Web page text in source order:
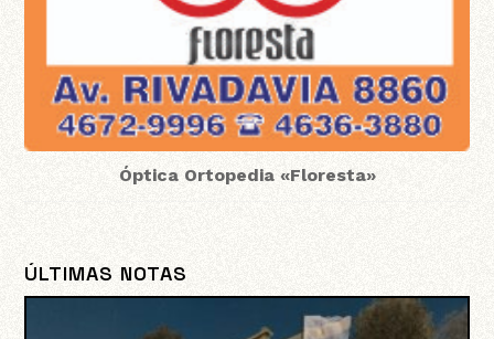
Óptica Ortopedia «Floresta»
ÚLTIMAS NOTAS